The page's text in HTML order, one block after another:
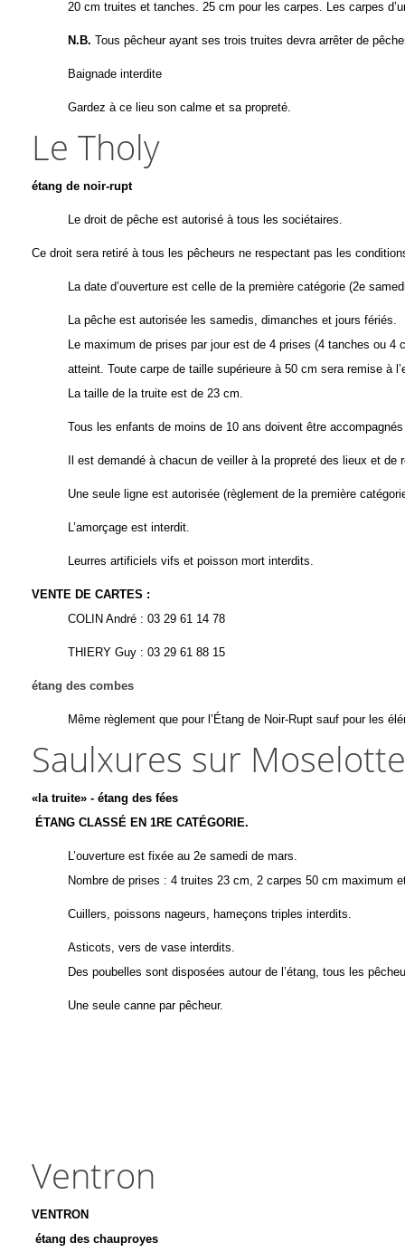
20 cm truites et tanches. 25 cm pour les carpes. Les carpes
N.B. Tous pêcheur ayant ses trois truites devra arrêter de
Baignade interdite
Gardez à ce lieu son calme et sa propreté.
Le Tholy
étang de noir-rupt
Le droit de pêche est autorisé à tous les sociétaires.
Ce droit sera retiré à tous les pêcheurs ne respectant pas les
La date d’ouverture est celle de la première catégorie (2e
La pêche est autorisée les samedis, dimanches et jours fériés.
Le maximum de prises par jour est de 4 prises (4 tanches ou
atteint. Toute carpe de taille supérieure à 50 cm sera remise à
La taille de la truite est de 23 cm.
Tous les enfants de moins de 10 ans doivent être
Il est demandé à chacun de veiller à la propreté des lieux et
Une seule ligne est autorisée (règlement de la première
L’amorçage est interdit.
Leurres artificiels vifs et poisson mort interdits.
VENTE DE CARTES :
COLIN André : 03 29 61 14 78
THIERY Guy : 03 29 61 88 15
étang des combes
Même règlement que pour l’Étang de Noir-Rupt sauf pour les
Saulxures sur Moselotte
«la truite» - étang des fées
ÉTANG CLASSÉ EN 1RE CATÉGORIE.
L’ouverture est fixée au 2e samedi de mars.
Nombre de prises : 4 truites 23 cm, 2 carpes 50 cm maximum
Cuillers, poissons nageurs, hameçons triples interdits.
Asticots, vers de vase interdits.
Des poubelles sont disposées autour de l’étang, tous les
Une seule canne par pêcheur.
Ventron
VENTRON
étang des chauproyes